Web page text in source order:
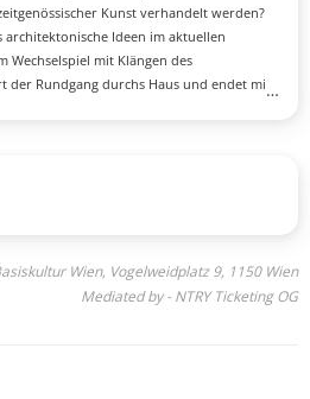
Kunst verhandelt werden?
architektonische Ideen im aktuellen
Wechselspiel mit Klängen des
der Rundgang durchs Haus und endet mit
Wien, Vogelweidplatz 9, 1150 Wien
Mediated by - NTRY Ticketing OG